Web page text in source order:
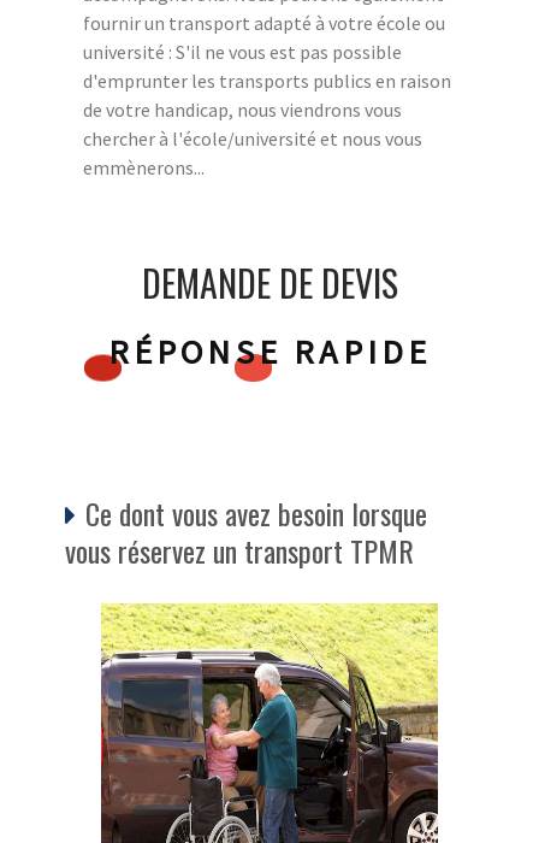
fournir un transport adapté à votre école ou
université : S'il ne vous est pas possible
d'emprunter les transports publics en raison
de votre handicap, nous viendrons vous
chercher à l'école/université et nous vous
emmènerons...
DEMANDE DE DEVIS
RÉPONSE RAPIDE
Ce dont vous avez besoin lorsque
vous réservez un transport TPMR